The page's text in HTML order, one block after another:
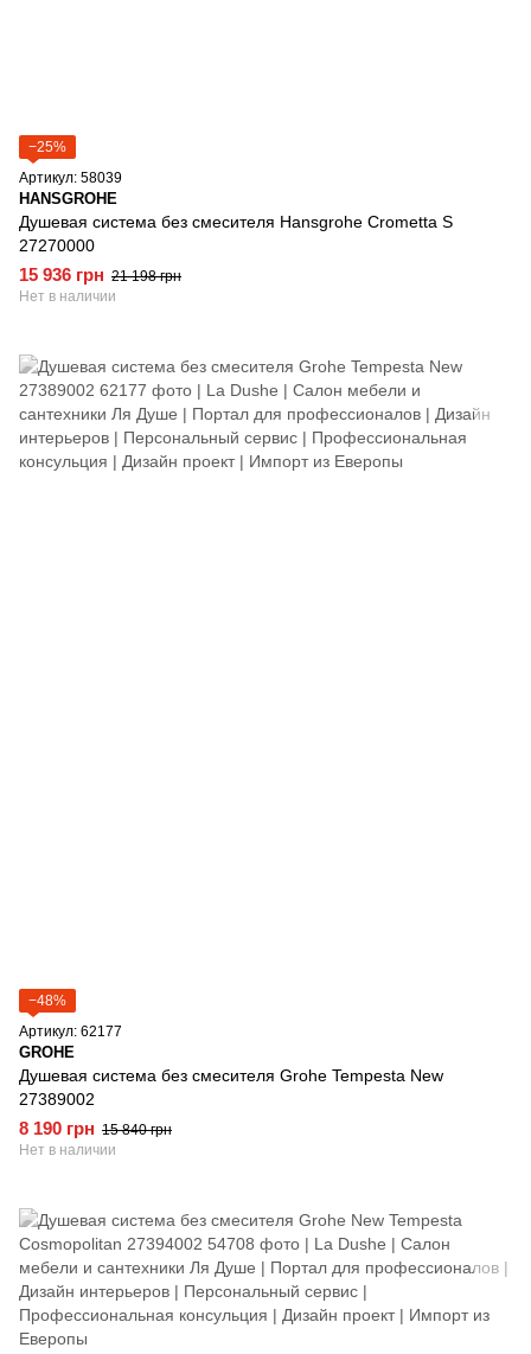
−25%
Артикул: 58039
HANSGROHE
Душевая система без смесителя Hansgrohe Crometta S
27270000
15 936 грн 21 198 грн
Нет в наличии
−48%
Артикул: 62177
GROHE
Душевая система без смесителя Grohe Tempesta New
27389002
8 190 грн 15 840 грн
Нет в наличии